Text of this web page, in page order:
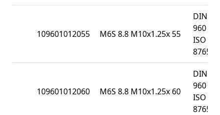
109601012055 M6S 8.8 M10x1.25x 55
DIN
960 /
ISO
8765
109601012060 M6S 8.8 M10x1.25x 60
DIN
960 /
ISO
8765